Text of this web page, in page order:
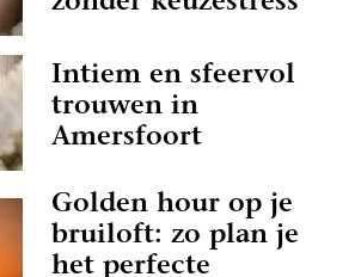
Intiem en sfeervol
trouwen in
Amersfoort
Golden hour op je
bruiloft: zo plan je
het perfecte